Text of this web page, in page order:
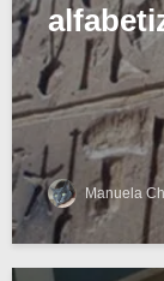
Manuela